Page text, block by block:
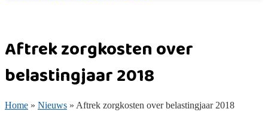
Aftrek zorgkosten over
belastingjaar 2018
Home » Nieuws » Aftrek zorgkosten over belastingjaar 2018